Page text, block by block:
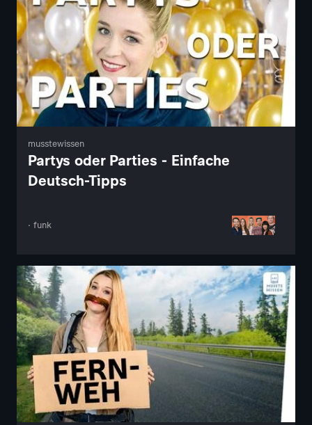
musstewissen
Partys oder Parties - Einfache
Deutsch-Tipps
· funk